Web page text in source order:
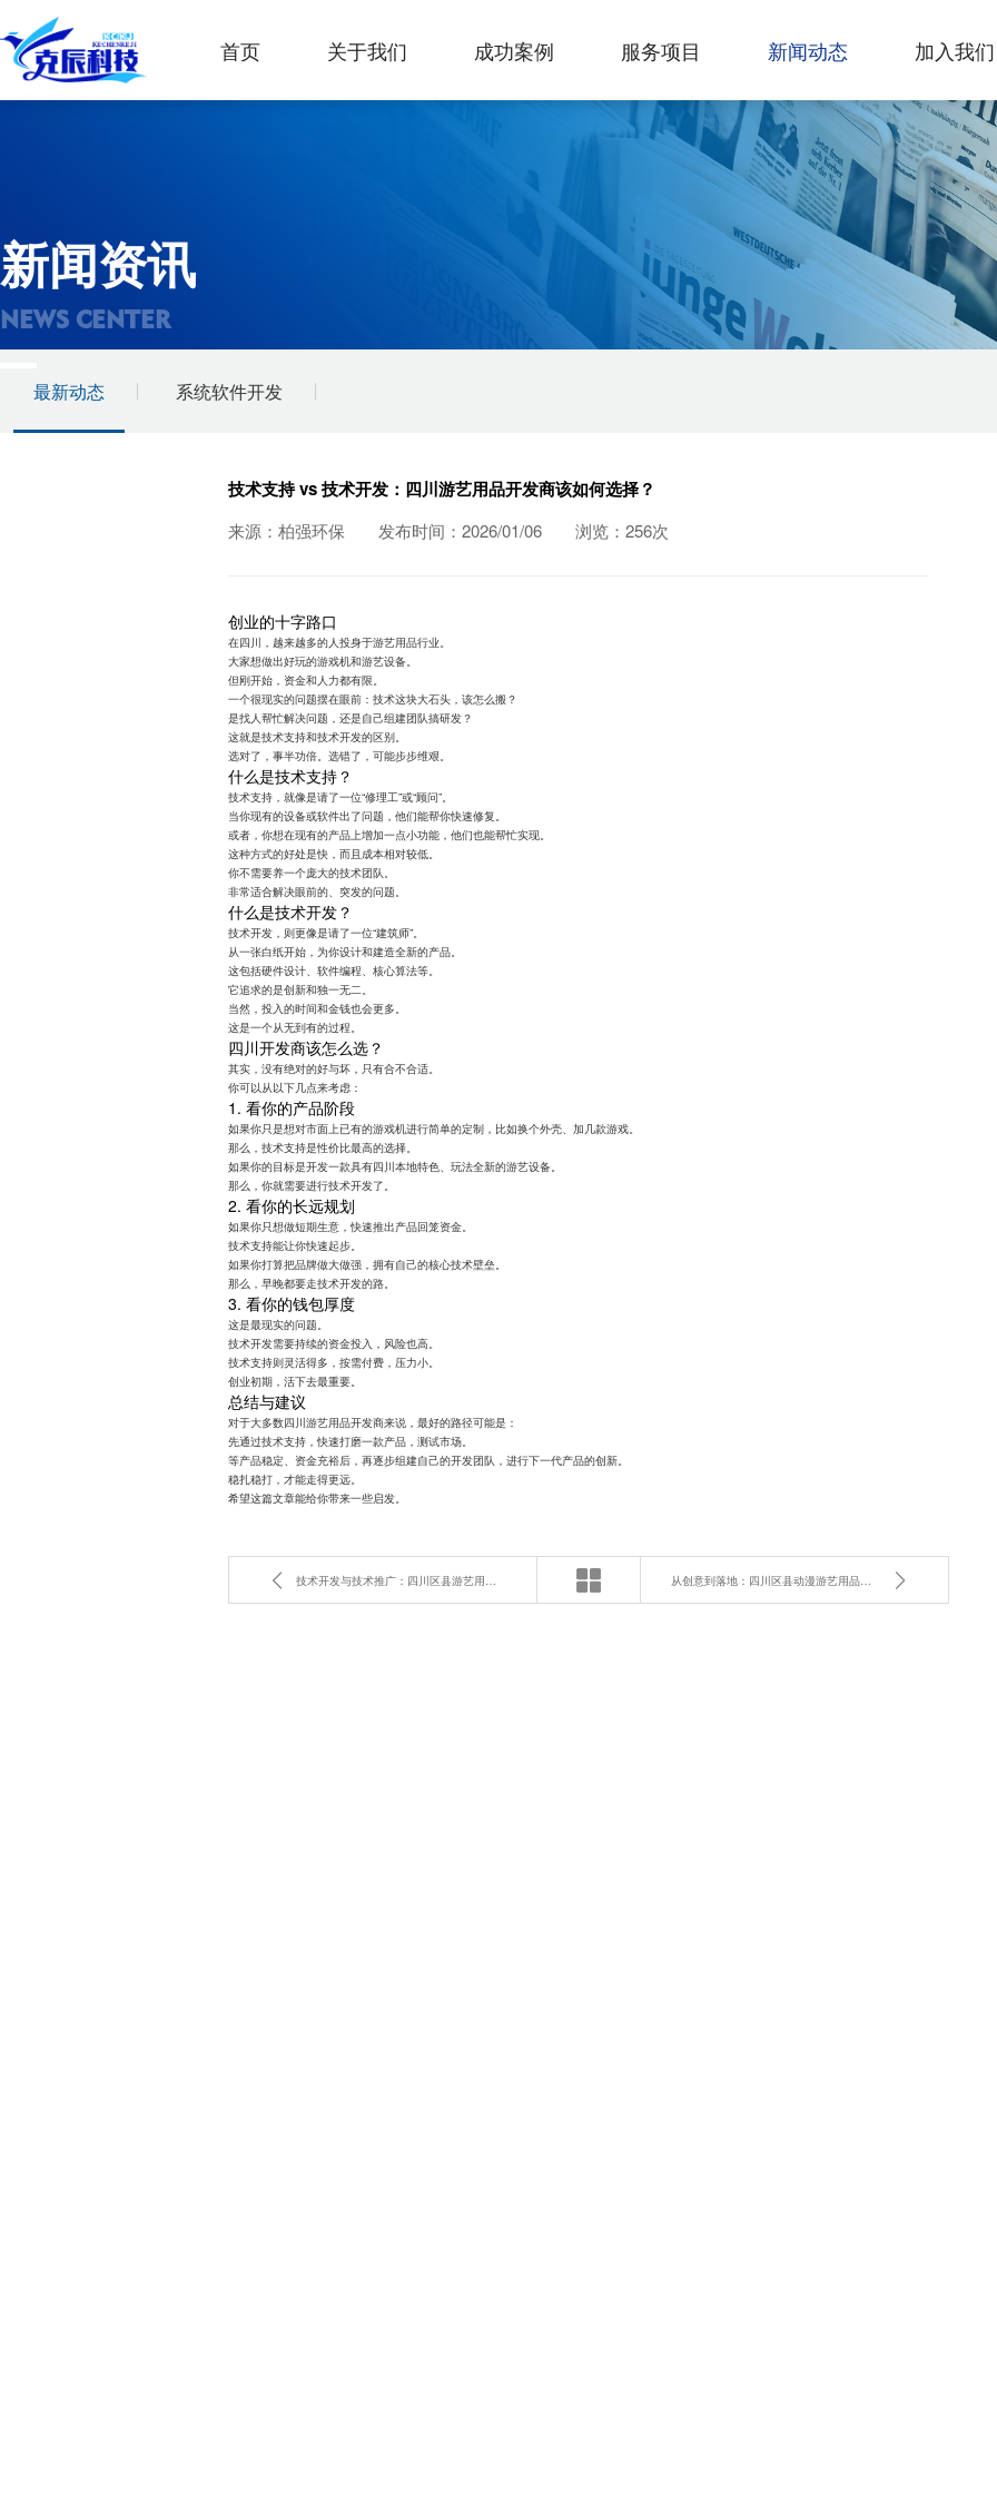
首页 关于我们 成功案例 服务项目 新闻动态 加入我们
新闻资讯
NEWS CENTER
最新动态 系统软件开发
技术支持 vs 技术开发：四川游艺用品开发商该如何选择？
来源：柏强环保 发布时间：2026/01/06 浏览：256次
创业的十字路口
在四川，越来越多的人投身于游艺用品行业。
大家想做出好玩的游戏机和游艺设备。
但刚开始，资金和人力都有限。
一个很现实的问题摆在眼前：技术这块大石头，该怎么搬？
是找人帮忙解决问题，还是自己组建团队搞研发？
这就是技术支持和技术开发的区别。
选对了，事半功倍。选错了，可能步步维艰。
什么是技术支持？
技术支持，就像是请了一位“修理工”或“顾问”。
当你现有的设备或软件出了问题，他们能帮你快速修复。
或者，你想在现有的产品上增加一点小功能，他们也能帮忙实现。
这种方式的好处是快，而且成本相对较低。
你不需要养一个庞大的技术团队。
非常适合解决眼前的、突发的问题。
什么是技术开发？
技术开发，则更像是请了一位“建筑师”。
从一张白纸开始，为你设计和建造全新的产品。
这包括硬件设计、软件编程、核心算法等。
它追求的是创新和独一无二。
当然，投入的时间和金钱也会更多。
这是一个从无到有的过程。
四川开发商该怎么选？
其实，没有绝对的好与坏，只有合不合适。
你可以从以下几点来考虑：
1. 看你的产品阶段
如果你只是想对市面上已有的游戏机进行简单的定制，比如换个外壳、加几款游戏。
那么，技术支持是性价比最高的选择。
如果你的目标是开发一款具有四川本地特色、玩法全新的游艺设备。
那么，你就需要进行技术开发了。
2. 看你的长远规划
如果你只想做短期生意，快速推出产品回笼资金。
技术支持能让你快速起步。
如果你打算把品牌做大做强，拥有自己的核心技术壁垒。
那么，早晚都要走技术开发的路。
3. 看你的钱包厚度
这是最现实的问题。
技术开发需要持续的资金投入，风险也高。
技术支持则灵活得多，按需付费，压力小。
创业初期，活下去最重要。
总结与建议
对于大多数四川游艺用品开发商来说，最好的路径可能是：
先通过技术支持，快速打磨一款产品，测试市场。
等产品稳定、资金充裕后，再逐步组建自己的开发团队，进行下一代产品的创新。
稳扎稳打，才能走得更远。
希望这篇文章能给你带来一些启发。